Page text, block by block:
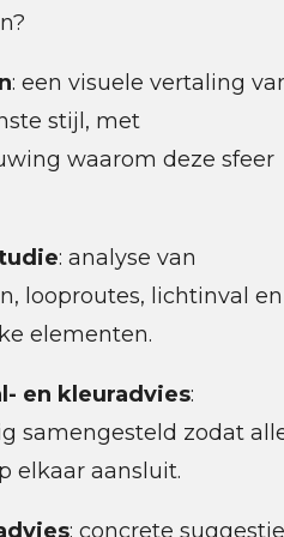
: een visuele vertaling
stijl, met
waarom deze sfeer
: analyse van
looproutes, lichtinval en
elementen.
en kleuradvies:
samengesteld zodat
elkaar aansluit.
: concrete